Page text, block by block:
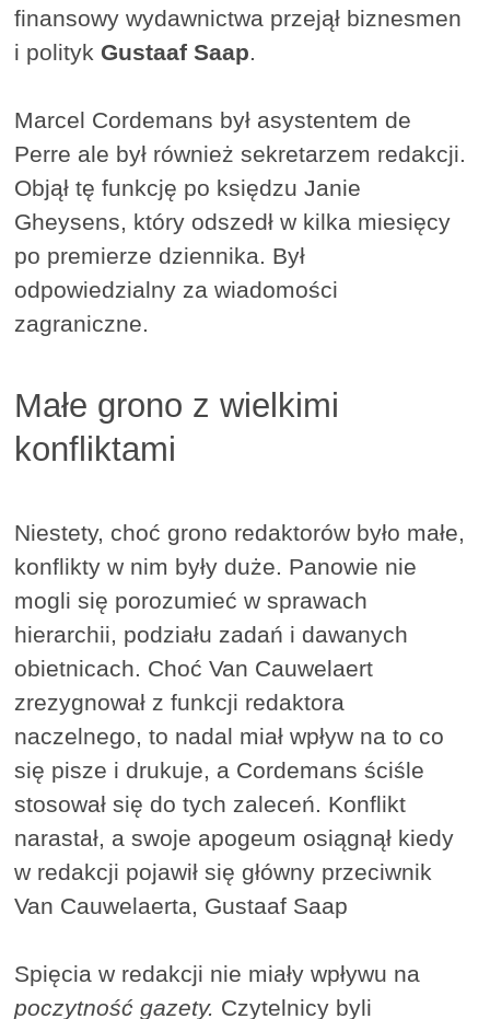
finansowy wydawnictwa przejął biznesmen
i polityk Gustaaf Saap.
Marcel Cordemans był asystentem de
Perre ale był również sekretarzem redakcji.
Objął tę funkcję po księdzu Janie
Gheysens, który odszedł w kilka miesięcy
po premierze dziennika. Był
odpowiedzialny za wiadomości
zagraniczne.
Małe grono z wielkimi
konfliktami
Niestety, choć grono redaktorów było małe,
konflikty w nim były duże. Panowie nie
mogli się porozumieć w sprawach
hierarchii, podziału zadań i dawanych
obietnicach. Choć Van Cauwelaert
zrezygnował z funkcji redaktora
naczelnego, to nadal miał wpływ na to co
się pisze i drukuje, a Cordemans ściśle
stosował się do tych zaleceń. Konflikt
narastał, a swoje apogeum osiągnął kiedy
w redakcji pojawił się główny przeciwnik
Van Cauwelaerta, Gustaaf Saap
Spięcia w redakcji nie miały wpływu na
poczytność gazety. Czytelnicy byli